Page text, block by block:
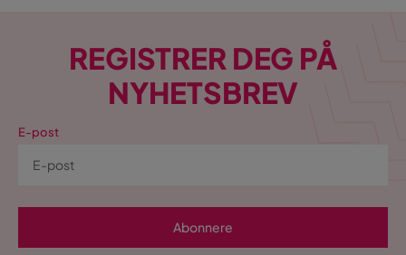
REGISTRER DEG PÅ
NYHETSBREV
E-post
Abonnere